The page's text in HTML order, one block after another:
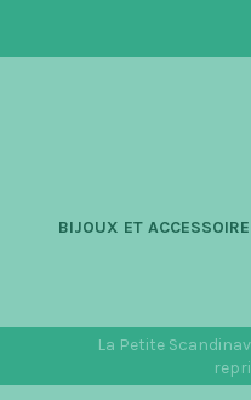
BIJOUX ET
La Petite